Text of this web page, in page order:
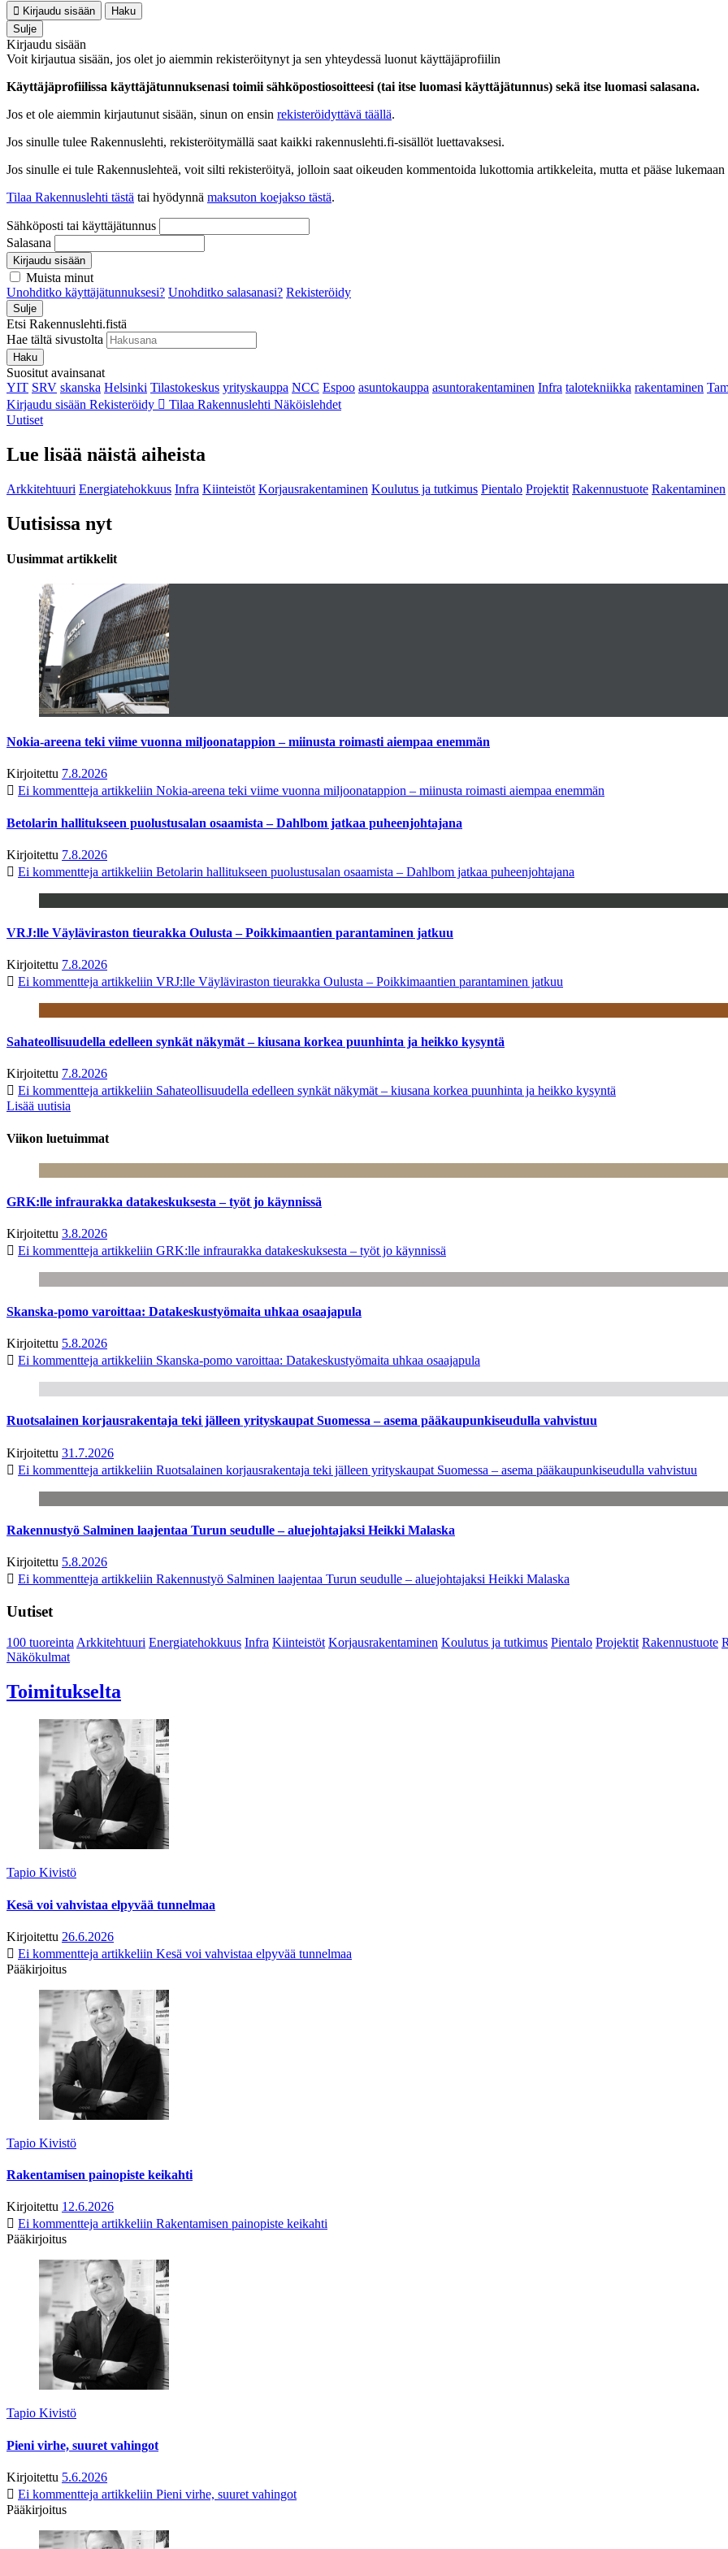
Kirjaudu sisään
Haku
Sulje
Kirjaudu sisään
Voit kirjautua sisään, jos olet jo aiemmin rekisteröitynyt ja sen yhteydessä luonut käyttäjäprofiilin
Käyttäjäprofiilissa käyttäjätunnuksenasi toimii sähköpostiosoitteesi (tai itse luomasi käyttäjätunnus) sekä itse luomasi salasana.
Jos et ole aiemmin kirjautunut sisään, sinun on ensin rekisteröidyttävä täällä.
Jos sinulle tulee Rakennuslehti, rekisteröitymällä saat kaikki rakennuslehti.fi-sisällöt luettavaksesi.
Jos sinulle ei tule Rakennuslehteä, voit silti rekisteröityä, jolloin saat oikeuden kommentoida lukottomia artikkeleita, mutta et pääse
Tilaa Rakennuslehti tästä tai hyödynnä maksuton koejakso tästä.
Sähköposti tai käyttäjätunnus
Salasana
Kirjaudu sisään
Muista minut
Unohditko käyttäjätunnuksesi? Unohditko salasanasi? Rekisteröidy
Sulje
Etsi Rakennuslehti.fistä
Hae tältä sivustolta
Haku
Suositut avainsanat
YIT SRV skanska Helsinki Tilastokeskus yrityskauppa NCC Espoo asuntokauppa asuntorakentaminen Infra talotekniikka rakentaminen
Kirjaudu sisään Rekisteröidy Tilaa Rakennuslehti Näköislehdet
Uutiset
Lue lisää näistä aiheista
Arkkitehtuuri Energiatehokkuus Infra Kiinteistöt Korjausrakentaminen Koulutus ja tutkimus Pientalo Projektit Rakennustuote Rakentaminen
Uutisissa nyt
Uusimmat artikkelit
Nokia-areena teki viime vuonna miljoonatappion – miinusta roimasti aiempaa enemmän
Kirjoitettu 7.8.2026
Ei kommentteja artikkeliin Nokia-areena teki viime vuonna miljoonatappion – miinusta roimasti aiempaa enemmän
Betolarin hallitukseen puolustusalan osaamista – Dahlbom jatkaa puheenjohtajana
Kirjoitettu 7.8.2026
Ei kommentteja artikkeliin Betolarin hallitukseen puolustusalan osaamista – Dahlbom jatkaa puheenjohtajana
VRJ:lle Väyläviraston tieurakka Oulusta – Poikkimaantien parantaminen jatkuu
Kirjoitettu 7.8.2026
Ei kommentteja artikkeliin VRJ:lle Väyläviraston tieurakka Oulusta – Poikkimaantien parantaminen jatkuu
Sahateollisuudella edelleen synkät näkymät – kiusana korkea puunhinta ja heikko kysyntä
Kirjoitettu 7.8.2026
Ei kommentteja artikkeliin Sahateollisuudella edelleen synkät näkymät – kiusana korkea puunhinta ja heikko kysyntä
Lisää uutisia
Viikon luetuimmat
GRK:lle infraurakka datakeskuksesta – työt jo käynnissä
Kirjoitettu 3.8.2026
Ei kommentteja artikkeliin GRK:lle infraurakka datakeskuksesta – työt jo käynnissä
Skanska-pomo varoittaa: Datakeskustyömaita uhkaa osaajapula
Kirjoitettu 5.8.2026
Ei kommentteja artikkeliin Skanska-pomo varoittaa: Datakeskustyömaita uhkaa osaajapula
Ruotsalainen korjausrakentaja teki jälleen yrityskaupat Suomessa – asema pääkaupunkiseudulla vahvistuu
Kirjoitettu 31.7.2026
Ei kommentteja artikkeliin Ruotsalainen korjausrakentaja teki jälleen yrityskaupat Suomessa – asema pääkaupunkiseudulla vahvistuu
Rakennustyö Salminen laajentaa Turun seudulle – aluejohtajaksi Heikki Malaska
Kirjoitettu 5.8.2026
Ei kommentteja artikkeliin Rakennustyö Salminen laajentaa Turun seudulle – aluejohtajaksi Heikki Malaska
Uutiset
100 tuoreintaArkkitehtuuri Energiatehokkuus Infra Kiinteistöt Korjausrakentaminen Koulutus ja tutkimus Pientalo Projektit Rakennustuote
Näkökulmat
Toimitukselta
Tapio Kivistö
Kesä voi vahvistaa elpyvää tunnelmaa
Kirjoitettu 26.6.2026
Ei kommentteja artikkeliin Kesä voi vahvistaa elpyvää tunnelmaa
Pääkirjoitus
Tapio Kivistö
Rakentamisen painopiste keikahti
Kirjoitettu 12.6.2026
Ei kommentteja artikkeliin Rakentamisen painopiste keikahti
Pääkirjoitus
Tapio Kivistö
Pieni virhe, suuret vahingot
Kirjoitettu 5.6.2026
Ei kommentteja artikkeliin Pieni virhe, suuret vahingot
Pääkirjoitus